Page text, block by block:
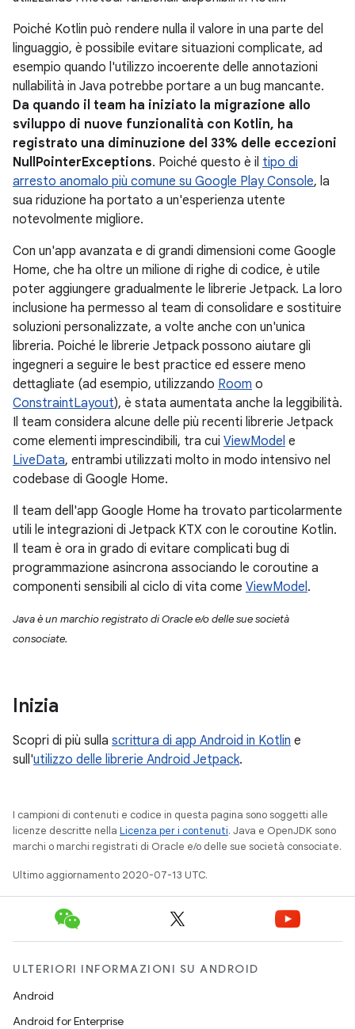
Poiché Kotlin può rendere nulla il valore in una parte del
linguaggio, è possibile evitare situazioni complicate, ad
esempio quando l'utilizzo incoerente delle annotazioni
nullabilità in Java potrebbe portare a un bug mancante.
Da quando il team ha iniziato la migrazione allo
sviluppo di nuove funzionalità con Kotlin, ha
registrato una diminuzione del 33% delle eccezioni
NullPointerExceptions. Poiché questo è il tipo di
arresto anomalo più comune su Google Play Console, la
sua riduzione ha portato a un'esperienza utente
notevolmente migliore.
Con un'app avanzata e di grandi dimensioni come Google
Home, che ha oltre un milione di righe di codice, è utile
poter aggiungere gradualmente le librerie Jetpack. La loro
inclusione ha permesso al team di consolidare e sostituire
soluzioni personalizzate, a volte anche con un'unica
libreria. Poiché le librerie Jetpack possono aiutare gli
ingegneri a seguire le best practice ed essere meno
dettagliate (ad esempio, utilizzando Room o
ConstraintLayout), è stata aumentata anche la leggibilità.
Il team considera alcune delle più recenti librerie Jetpack
come elementi imprescindibili, tra cui ViewModel e
LiveData, entrambi utilizzati molto in modo intensivo nel
codebase di Google Home.
Il team dell'app Google Home ha trovato particolarmente
utili le integrazioni di Jetpack KTX con le coroutine Kotlin.
Il team è ora in grado di evitare complicati bug di
programmazione asincrona associando le coroutine a
componenti sensibili al ciclo di vita come ViewModel.
Java è un marchio registrato di Oracle e/o delle sue società
consociate.
Inizia
Scopri di più sulla scrittura di app Android in Kotlin e
sull'utilizzo delle librerie Android Jetpack.
I campioni di contenuti e codice in questa pagina sono soggetti alle
licenze descritte nella Licenza per i contenuti. Java e OpenJDK sono
marchi o marchi registrati di Oracle e/o delle sue società consociate.
Ultimo aggiornamento 2020-07-13 UTC.
ULTERIORI INFORMAZIONI SU ANDROID
Android
Android for Enterprise